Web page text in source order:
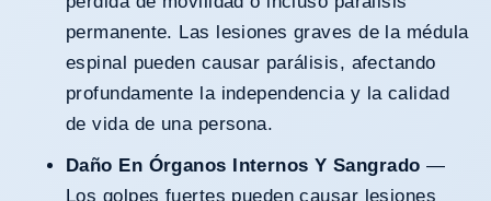
permanente. Las lesiones graves de la médula
espinal pueden causar parálisis, afectando
profundamente la independencia y la calidad
de vida de una persona.
Daño En Órganos Internos Y Sangrado —
Los golpes fuertes pueden causar lesiones